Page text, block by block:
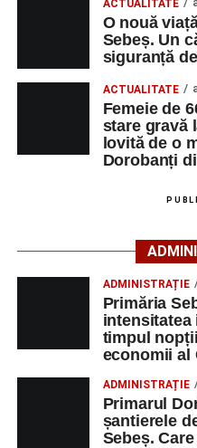
stabilit că o femeie de 29
care conducea un
a intrat în coliziune cu
regulamentar din sens
un bărbat de 62 de
În urma impactului,
bărbatul de 62 de ani – au
Cele patru persoane au
Județean de Urgență
îngrijirilor medicale de
Cei doi conducători auto
etilotest, motiv pentru
biologice, în vederea
ACTUALITATE
O nouă
Sebeș. Un
siguranță
ACTUALITATE
Femeie de
stare gravă
lovită de o
Dorobanți
ADMINISTRAȚIE
Primăria
timpul
economii al
ADMINISTRAȚIE
Primarul
șantierele
Sebeș.